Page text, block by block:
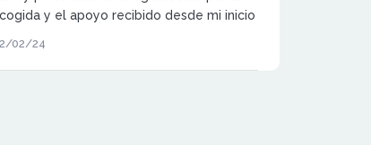
y el apoyo recibido desde mi inicio
oído a mis inquietudes,
02/24